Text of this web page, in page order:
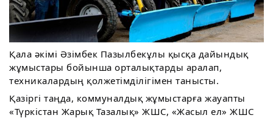
Қала әкімі Әзімбек Пазылбекұлы қысқа дайындық
жұмыстары бойынша орталықтарды аралап,
техникалардың қолжетімділігімен танысты.
Қазіргі таңда, коммуналдық жұмыстарға жауапты
«Түркістан Жарық Тазалық» ЖШС, «Жасыл ел» ЖШС